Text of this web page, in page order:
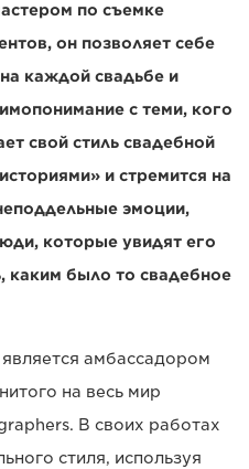
по съемке
он позволяет себе
каждой свадьбе и
с теми, кого
свой стиль свадебной
и стремится на
эмоции,
которые увидят его
каким было то свадебное
амбассадором
на весь мир
В своих работах
стиля, используя